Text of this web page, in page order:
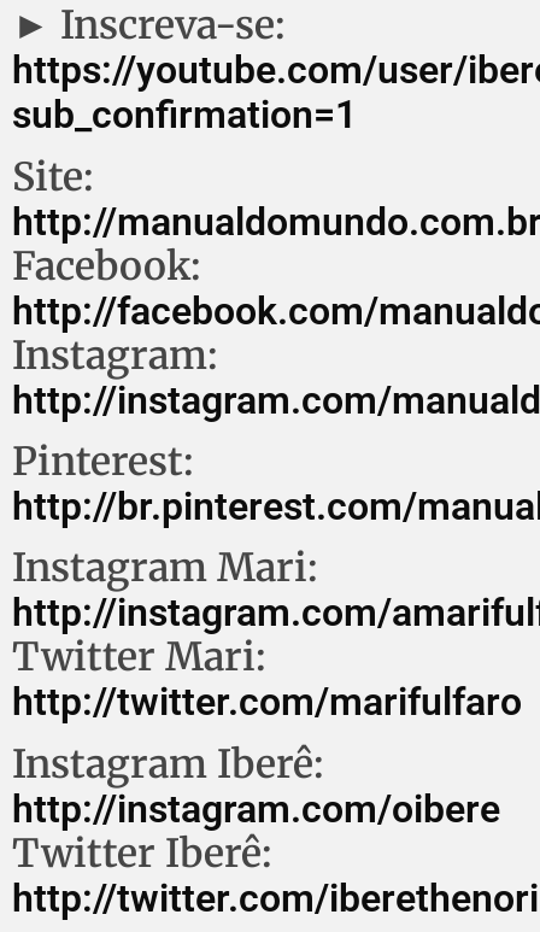
► Inscreva-se:
https://youtube.com/user/
sub_confirmation=1
Site:
http://
Facebook:
http://facebook.com/
Instagram:
http://instagram.com/
Pinterest:
http://br.pinterest.com/
Instagram Mari:
http://instagram.com/
Twitter Mari:
http://twitter.com/marifulfaro
Instagram Iberê:
http://instagram.com/oibere
Twitter Iberê:
http://twitter.com/